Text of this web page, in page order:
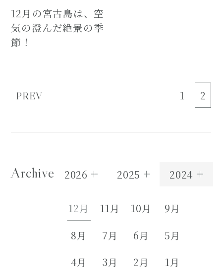
12月の宮古島は、空
気の澄んだ絶景の季
節！
PREV 1 2
Archive 2026 2025 2024
12月 11月 10月
9月
8月
7月 6月
5月
4月
3月 2月 1月